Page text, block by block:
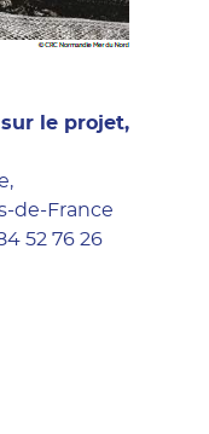
le projet,
de-France
52 76 26